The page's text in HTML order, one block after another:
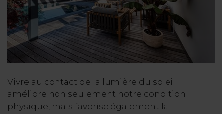
Vivre au contact de la lumière du soleil
améliore non seulement notre condition
physique, mais favorise également la